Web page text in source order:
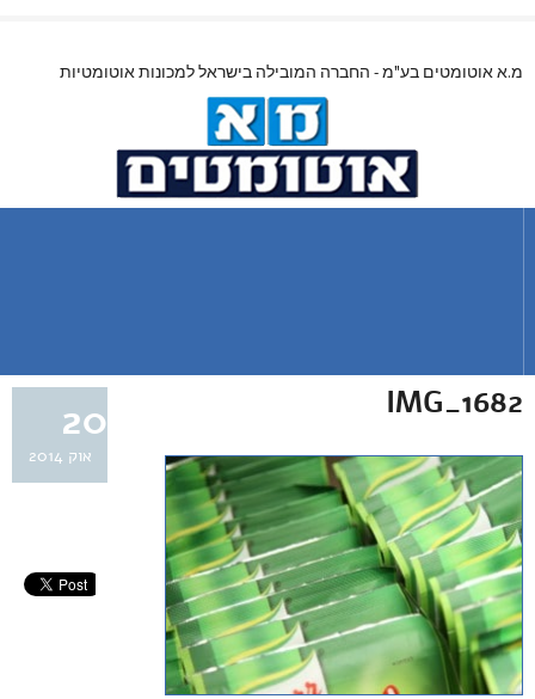
מ.א אוטומטים בע"מ - החברה המובילה בישראל למכונות אוטומטיות
20
אוק 2014
IMG_1682